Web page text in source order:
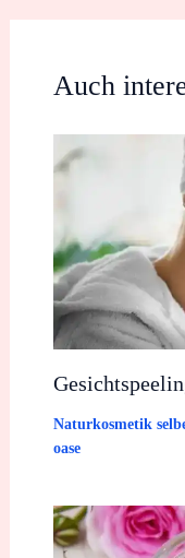
Auch
Naturkosmetik
oase